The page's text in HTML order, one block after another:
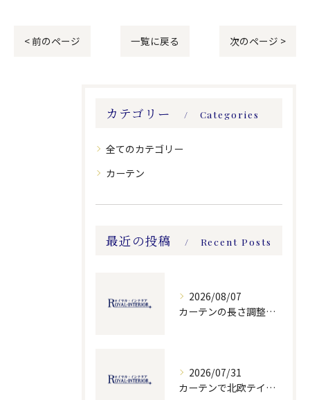
< 前のページ 一覧に戻る 次のページ >
カテゴリー Categories
全てのカテゴリー
カーテン
最近の投稿 Recent Posts
2026/08/07
カーテンの長さ調整を費用と方法別に徹底比較し最適な選び方を解説
2026/07/31
カーテンで北欧テイストを実現する選び方とおしゃれに魅せる部屋づくりガイド